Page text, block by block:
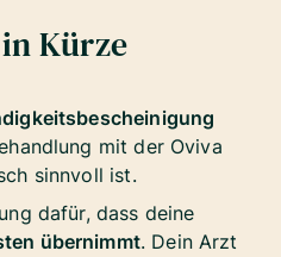
Kürze
mit der Oviva
sinnvoll ist.
dafür, dass deine
übernimmt. Dein Arzt